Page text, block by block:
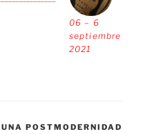
06 – 6
septiembre
2021
POSTMODERNIDAD